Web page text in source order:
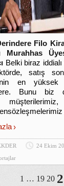
Filo
Murahhas
Belki biraz
satış
en yüksek
Bunu biz
24 Ekim
1 … 19 20